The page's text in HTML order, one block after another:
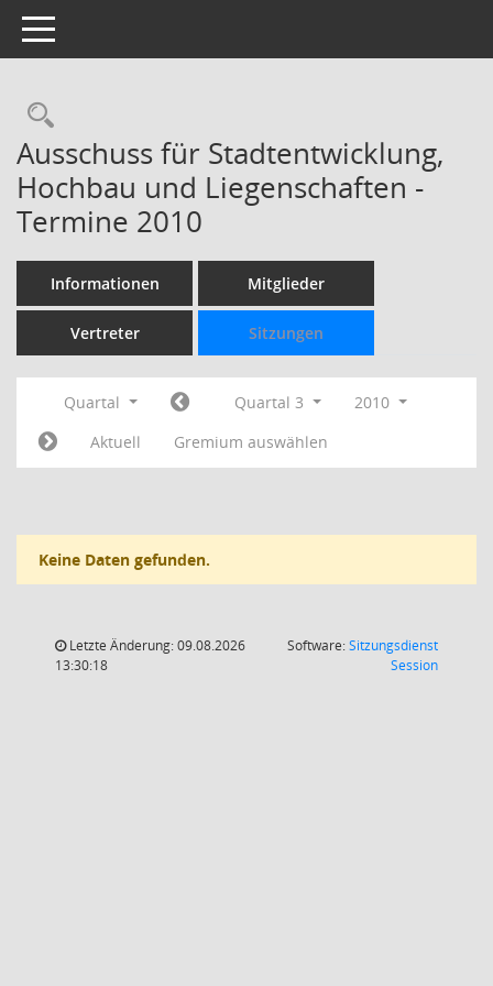
Toggle navigation
Rechercheauswahl
Ausschuss für Stadtentwicklung,
Hochbau und Liegenschaften -
Termine 2010
Informationen Mitglieder
Vertreter Sitzungen
Quartal Quartal 3
2010
Aktuell
Gremium auswählen
Keine Daten gefunden.
Letzte Änderung: 09.08.2026
13:30:18
Software:Sitzungsdienst
Session(Wird in